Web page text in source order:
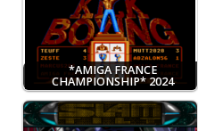
*AMIGA FRANCE
CHAMPIONSHIP* 2024